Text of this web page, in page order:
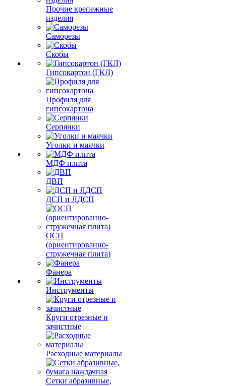
Прочие крепежные
изделия
Саморезы
Скобы
Гипсокартон (ГКЛ)
Профиля для
гипсокартона
Серпянки
Уголки и маячки
МДФ плита
ДВП
ДСП и ЛДСП
ОСП
(ориентированно-
стружечная плита)
Фанера
Инструменты
Круги отрезные и
зачистные
Расходные материалы
Сетки абразивные,